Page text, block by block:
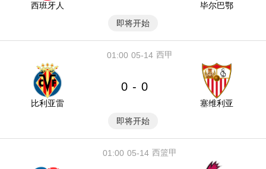
西班牙人
毕尔巴鄂
即将开始
05-14
01:00 西甲
比利亚雷
0 - 0
塞维利亚
即将开始
05-14
01:00 西篮甲